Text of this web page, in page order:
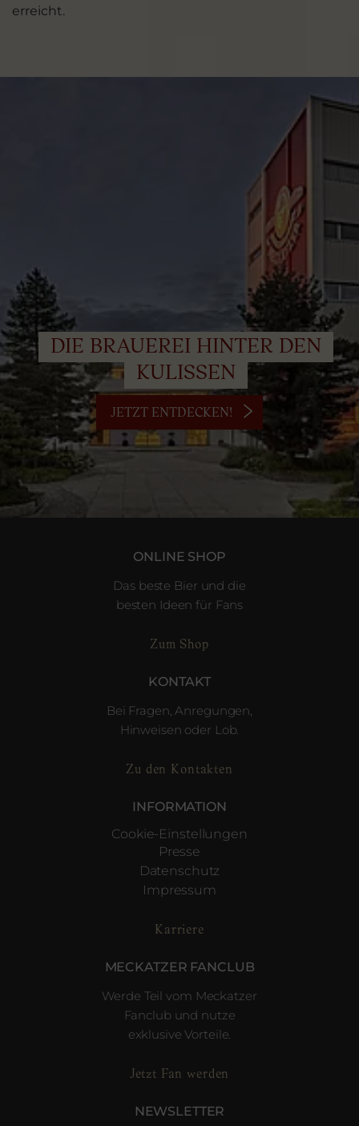
erreicht.
DIE BRAUEREI HINTER DEN
KULISSEN
JETZT ENTDECKEN!
ONLINE SHOP
Das beste Bier und die
besten Ideen für Fans
Zum Shop
KONTAKT
Bei Fragen, Anregungen,
Hinweisen oder Lob.
Zu den Kontakten
INFORMATION
Cookie-Einstellungen
Presse
Datenschutz
Impressum
Karriere
MECKATZER FANCLUB
Werde Teil vom Meckatzer
Fanclub und nutze
exklusive Vorteile.
Jetzt Fan werden
NEWSLETTER